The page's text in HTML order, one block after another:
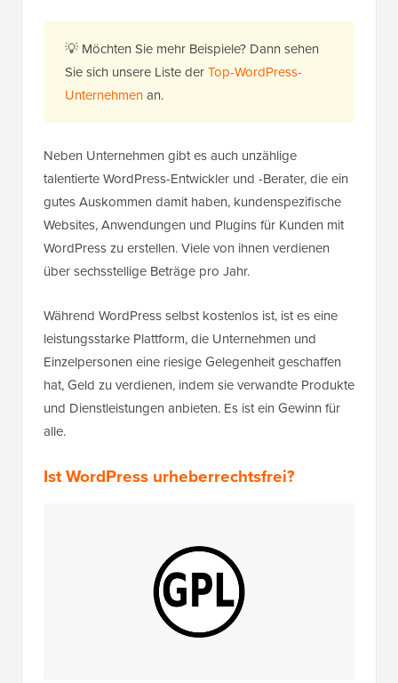
💡 Möchten Sie mehr Beispiele? Dann sehen
Sie sich unsere Liste derTop-WordPress-
Unternehmenan.
Neben Unternehmen gibt es auch unzählige
talentierte WordPress-Entwickler und -Berater, die ein
gutes Auskommen damit haben, kundenspezifische
Websites, Anwendungen und Plugins für Kunden mit
WordPress zu erstellen. Viele von ihnen verdienen
über sechsstellige Beträge pro Jahr.
Während WordPress selbst kostenlos ist, ist es eine
leistungsstarke Plattform, die Unternehmen und
Einzelpersonen eine riesige Gelegenheit geschaffen
hat, Geld zu verdienen, indem sie verwandte Produkte
und Dienstleistungen anbieten. Es ist ein Gewinn für
alle.
Ist WordPress urheberrechtsfrei?